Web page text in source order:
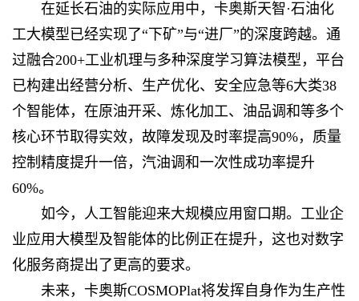
在延长石油的实际应用中，卡奥斯天智·石油化
工大模型已经实现了“下矿”与“进厂”的深度跨越。通
过融合200+工业机理与多种深度学习算法模型，平台
已构建出经营分析、生产优化、安全应急等6大类38
个智能体，在原油开采、炼化加工、油品调和等多个
核心环节取得实效，故障发现及时率提高90%，质量
控制精度提升一倍，汽油调和一次性成功率提升
60%。
如今，人工智能迎来大规模应用窗口期。工业企
业应用大模型及智能体的比例正在提升，这也对数字
化服务商提出了更高的要求。
未来，卡奥斯COSMOPlat将发挥自身作为生产性